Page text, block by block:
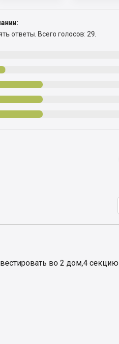
ответы. Всего голосов: 29.
во 2 дом,4 секцию